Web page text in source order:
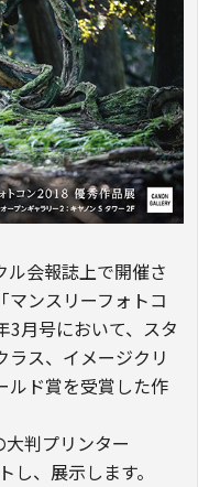
会報誌上で開催さ
マンスリーフォトコ
3月号において、スタ
ラス、イメージクリ
ルド賞を受賞した作
判プリンター
し、展示します。